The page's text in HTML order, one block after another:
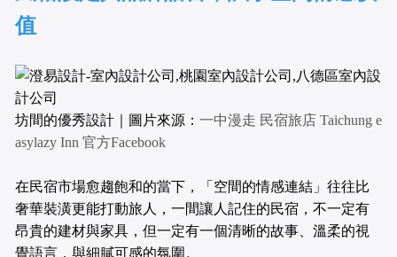
值
坊間的優秀設計｜圖片來源： 一中漫走 民宿旅店 Taichung e
asylazy Inn 官方Facebook
在民宿市場愈趨飽和的當下，「空間的情感連結」往往比
奢華裝潢更能打動旅人，一間讓人記住的民宿，不一定有
昂貴的建材與家具，但一定有一個清晰的故事、溫柔的視
覺語言，與細膩可感的氛圍。